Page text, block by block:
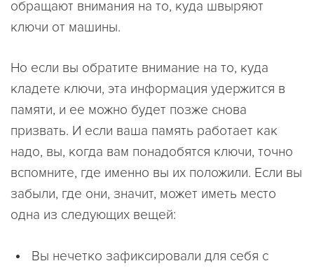
обращают внимания на то, куда швыряют
ключи от машины.
Но если вы обратите внимание на то, куда
кладете ключи, эта информация удержится в
памяти, и ее можно будет позже снова
призвать. И если ваша память работает как
надо, вы, когда вам понадобятся ключи, точно
вспомните, где именно вы их положили. Если вы
забыли, где они, значит, может иметь место
одна из следующих вещей:
Вы нечетко зафиксировали для себя с